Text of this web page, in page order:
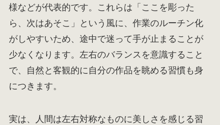
様などが代表的です。これらは「ここを彫った
ら、次はあそこ」という風に、作業のルーチン化
がしやすいため、途中で迷って手が止まることが
少なくなります。左右のバランスを意識すること
で、自然と客観的に自分の作品を眺める習慣も身
につきます。
実は、人間は左右対称なものに美しさを感じる習